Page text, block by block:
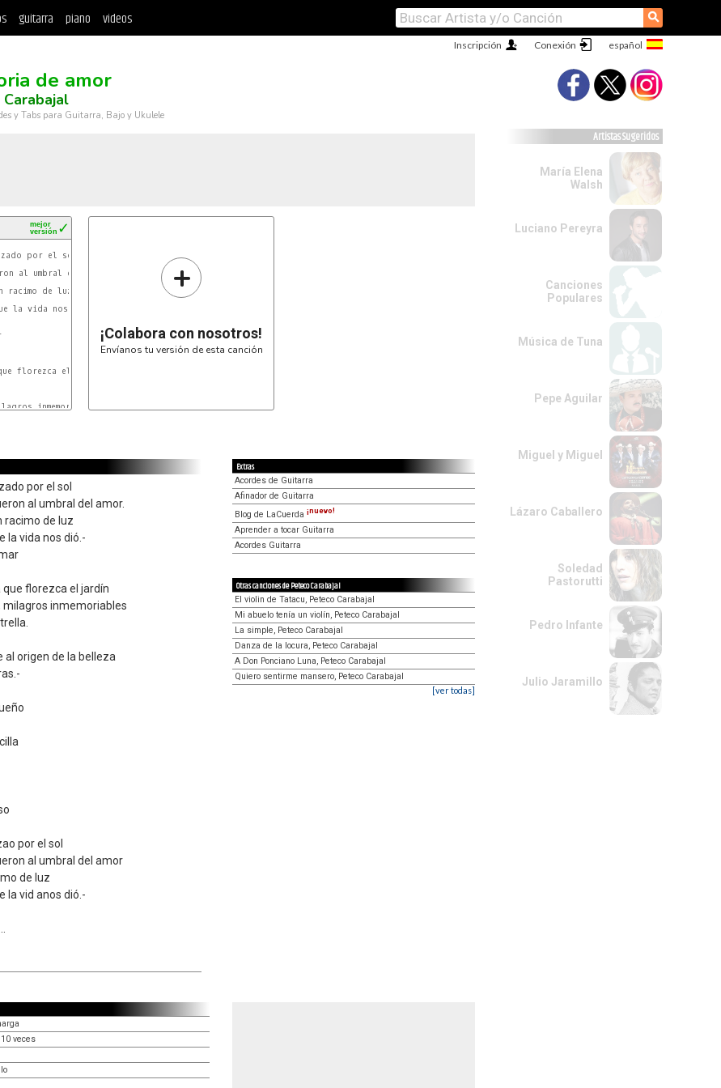
guitarra piano videos ⚲
Conexión
Inscripción
de amor
y Tabs para Guitarra, Bajo y Ukulele
✓
mejor
versión
al umbral del amor.
racimo de luz
la vida nos dió.-
florezca el jardín
+
¡Colabora con nosotros!
Envíanos tu versión de esta canción
por el sol
al umbral del amor.
racimo de luz
la vida nos dió.-
florezca el jardín
milagros inmemoriables
al origen de la belleza
por el sol
al umbral del amor
de luz
la vid anos dió.-
Extras
Acordes de Guitarra
Afinador de Guitarra
Blog de LaCuerda ¡nuevo!
Aprender a tocar Guitarra
Acordes Guitarra
Otras canciones de Peteco Carabajal
El violin de Tatacu, Peteco Carabajal
Mi abuelo tenía un violín, Peteco Carabajal
La simple, Peteco Carabajal
Danza de la locura, Peteco Carabajal
A Don Ponciano Luna, Peteco Carabajal
Quiero sentirme mansero, Peteco Carabajal
[ver todas]
veces
Artistas Sugeridos
María Elena
Walsh
Luciano Pereyra
Canciones
Populares
Música de Tuna
Pepe Aguilar
Miguel y Miguel
Lázaro Caballero
Soledad
Pastorutti
Pedro Infante
Julio Jaramillo